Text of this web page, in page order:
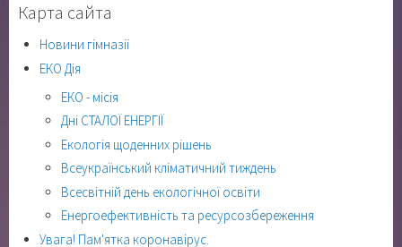
Карта сайта
Новини гімназії
ЕКО Дія
ЕКО - місія
Дні СТАЛОЇ ЕНЕРГІЇ
Екологія щоденних рішень
Всеукраїнський кліматичний тиждень
Всесвітній день екологічної освіти
Енергоефективність та ресурсозбереження
Увага! Пам'ятка коронавірус.